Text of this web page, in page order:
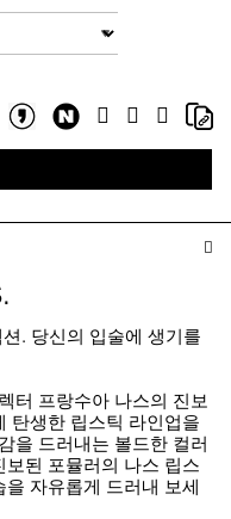
on
Share
on
Facebook
Twitter Google
Plus
on
. 당신의 입술에 생기를
터 프랑수아 나스의 진보
탄생한 립스틱 라인업을
을 드러내는 볼드한 컬러
된 포뮬러의 나스 립스
자유롭게 드러내 보세